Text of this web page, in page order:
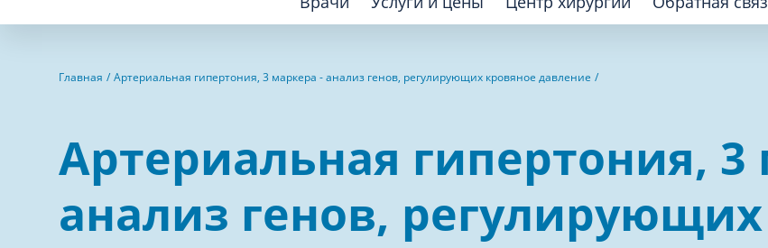
Аллергология
Анестезиология
Аритмология
Косметология
Лечебная физкультура после травм и
операций
Офтальмология
Превентивная медицина
Главная Артериальная гипертония, 3 маркера - анализ генов, регулирующих кровяное давление
Артериальная гипертония, 3
анализ генов,